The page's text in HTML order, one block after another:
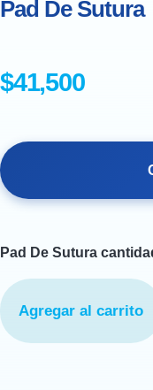
Pad De Sutura
$41,500
Pad De Sutura
Agregar al carrito